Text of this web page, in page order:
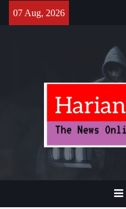
07 Aug, 2026